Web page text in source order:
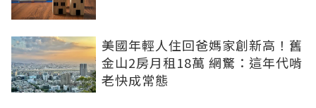
美國年輕人住回爸媽家創新高！舊
金山2房月租18萬 網驚：這年代啃
老快成常態